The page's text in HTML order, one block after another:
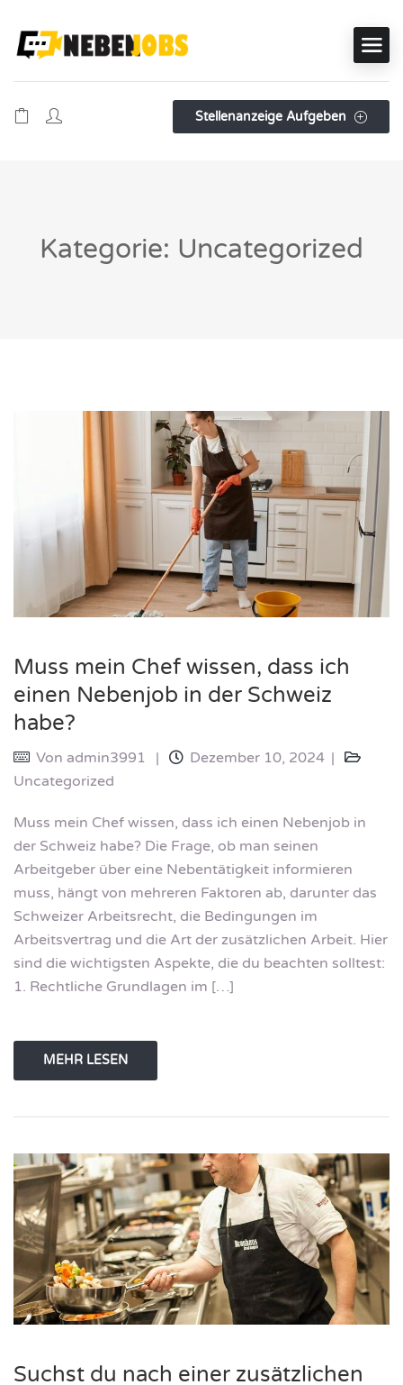
Stellenanzeige Aufgeben
Kategorie: Uncategorized
Muss mein Chef wissen, dass ich
einen Nebenjob in der Schweiz
habe?
Von admin3991
Dezember 10, 2024
Uncategorized
Muss mein Chef wissen, dass ich einen Nebenjob in
der Schweiz habe? Die Frage, ob man seinen
Arbeitgeber über eine Nebentätigkeit informieren
muss, hängt von mehreren Faktoren ab, darunter das
Schweizer Arbeitsrecht, die Bedingungen im
Arbeitsvertrag und die Art der zusätzlichen Arbeit. Hier
sind die wichtigsten Aspekte, die du beachten solltest:
1. Rechtliche Grundlagen im […]
MEHR LESEN
Suchst du nach einer zusätzlichen